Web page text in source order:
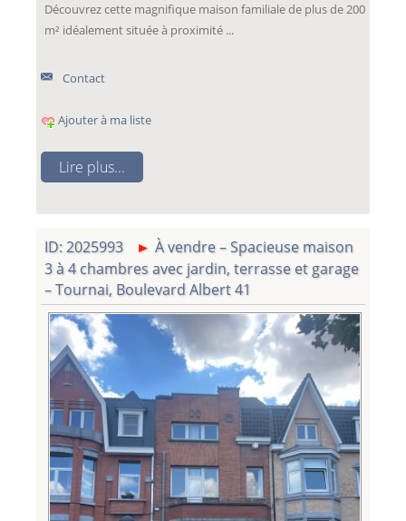
Découvrez cette magnifique maison familiale de plus de 200
m² idéalement située à proximité ...
Contact
Ajouter à ma liste
Lire plus...
ID: 2025993
À vendre – Spacieuse maison
3 à 4 chambres avec jardin, terrasse et garage
– Tournai, Boulevard Albert 41